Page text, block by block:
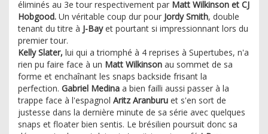
éliminés au 3e tour respectivement par Matt Wilkinson et CJ
Hobgood. Un véritable coup dur pour Jordy Smith, double
tenant du titre à J-Bayet pourtant si impressionnant lors du
premier tour.
Kelly Slater, lui qui a triomphé à 4 reprises à Supertubes, n'a
rien pu faire face à un Matt Wilkinson au sommet de sa
forme et enchaînant les snaps backside frisant la
perfection. Gabriel Medina a bien failli aussi passer à la
trappe face à l'espagnol Aritz Aranburu et s'en sort de
justesse dans la dernière minute de sa série avec quelques
snaps et floater bien sentis. Le brésilien poursuit donc sa